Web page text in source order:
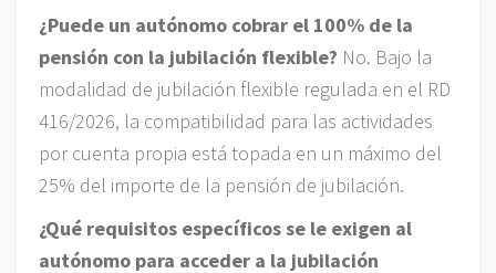
¿Puede un autónomo cobrar el 100% de la
pensión con la jubilación flexible? No. Bajo la
modalidad de jubilación flexible regulada en el RD
416/2026, la compatibilidad para las actividades
por cuenta propia está topada en un máximo del
25% del importe de la pensión de jubilación.
¿Qué requisitos específicos se le exigen al
autónomo para acceder a la jubilación